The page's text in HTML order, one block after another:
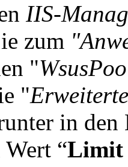
IIS-
zum
"
"
in den
“Limit